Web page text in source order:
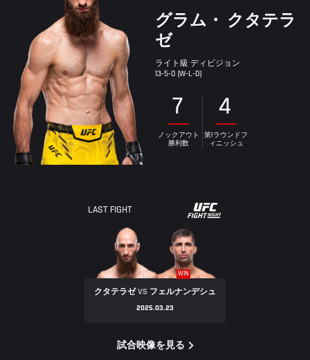
グラム・ クタテラ
ゼ
ライト級 ディビジョン
13-5-0 (W-L-D)
7
ノックアウト
勝利数
4
第1ラウンドフ
ィニッシュ
LAST FIGHT
UFC
FIGHT
NIGHT
WIN
クタテラゼVSフェルナンデシュ
2025.03.23
試合映像を見る